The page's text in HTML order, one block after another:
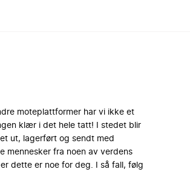
moteplattformer har vi ikke et
klær i det hele tatt! I stedet blir
ut, lagerført og sendt med
mennesker fra noen av verdens
dette er noe for deg. I så fall, følg